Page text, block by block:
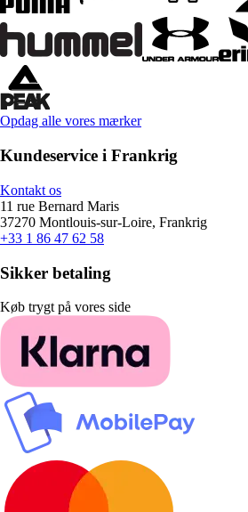
Opdag alle vores mærker
Kundeservice i Frankrig
Kontakt os
11 rue Bernard Maris
37270 Montlouis-sur-Loire, Frankrig
+33 1 86 47 62 58
Sikker betaling
Køb trygt på vores side